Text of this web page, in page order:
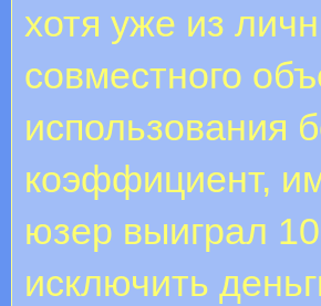
хотя уже из
совместного
использования
коэффициент,
юзер выиграл
исключить